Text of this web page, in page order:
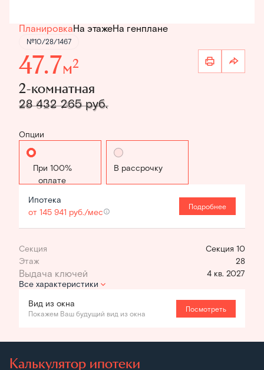
ПланировкаНа этажеНа генплане
№10/28/1467
47.7м2
2-комнатная
29 928 700 руб.
28 432 265 руб.
Опции
Стандартная В рассрочку
Ипотека
от 145 941 руб./мес
Подробнее
Секция
Секция 10
Этаж
28
4 кв. 2027
Все характеристики
Вид из окна
Покажем Ваш будущий вид из окна
Посмотреть
Калькулятор ипотеки